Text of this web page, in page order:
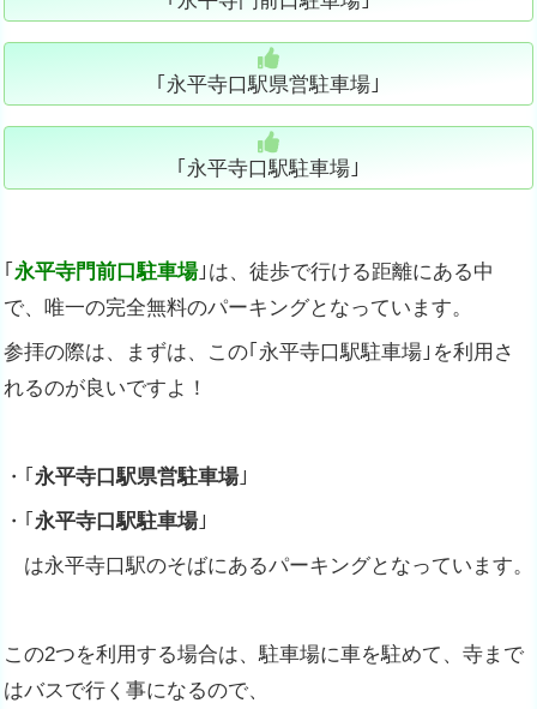
｢永平寺口駅県営駐車場｣
｢永平寺口駅駐車場｣
｢ 永平寺門前口駐車場｣は、徒歩で行ける距離にある中
で、唯一の完全無料のパーキングとなっています。
参拝の際は、まずは、この｢永平寺口駅駐車場｣を利用さ
れるのが良いですよ！
・｢ 永平寺口駅県営駐車場｣
・｢ 永平寺口駅駐車場｣
は永平寺口駅のそばにあるパーキングとなっています。
この2つを利用する場合は、駐車場に車を駐めて、寺まで
はバスで行く事になるので、